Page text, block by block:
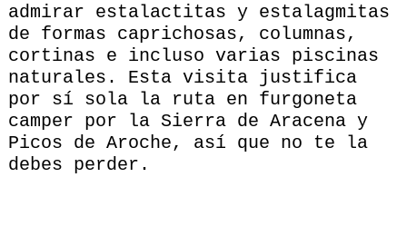
admirar estalactitas y estalagmitas
de formas caprichosas, columnas,
cortinas e incluso varias piscinas
naturales. Esta visita justifica
por sí sola la ruta en furgoneta
camper por la Sierra de Aracena y
Picos de Aroche, así que no te la
debes perder.